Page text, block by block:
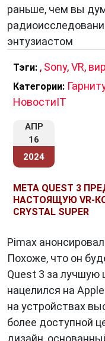
раньше, чем вы
энтузиастом
Тэги: , Sony,VR,
Категории:
НовостиIT
АПР
16
2024
META QUEST 3
НАСТОЯЩУЮ VR-
CRYSTAL SUPER
Pimax
Похоже, что он
Quest 3 за лучшую
нацелился на
на устройствах
более доступной
дизайн,